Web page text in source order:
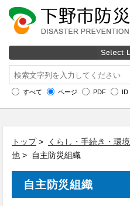
すべて ページ PDF ID
トップ> くらし・手続き・環境
他 > 自主防災組織
自主防災組織